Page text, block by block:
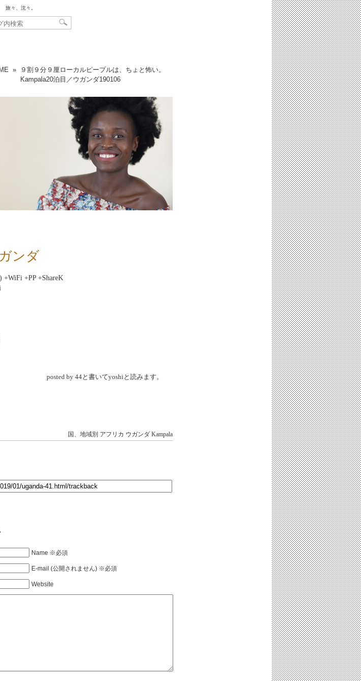
旅々、沈々。
»
９割９分９厘ローカルピープルは、ちょと怖い。
Kampala20泊目／ウガンダ190106
ンダ
+WiFi +PP +ShareK
posted by 44と書いてyoshiと読みます。
国、地域別 アフリカ ウガンダ Kampala
Name ※必須
E-mail (公開されません) ※必須
Website